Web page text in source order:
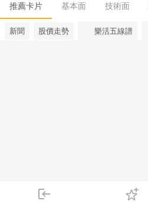
login
下單
推薦卡片 基本面 技術面
新聞 股價走勢 樂活五線譜